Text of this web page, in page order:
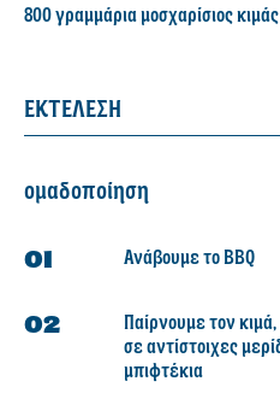
800 γραμμάρια μοσχαρίσιος
ΕΚΤΕΛΕΣΗ
ομαδοποίηση
Ανάβουμε το BBQ
Παίρνουμε τον
σε αντίστοιχες
μπιφτέκια